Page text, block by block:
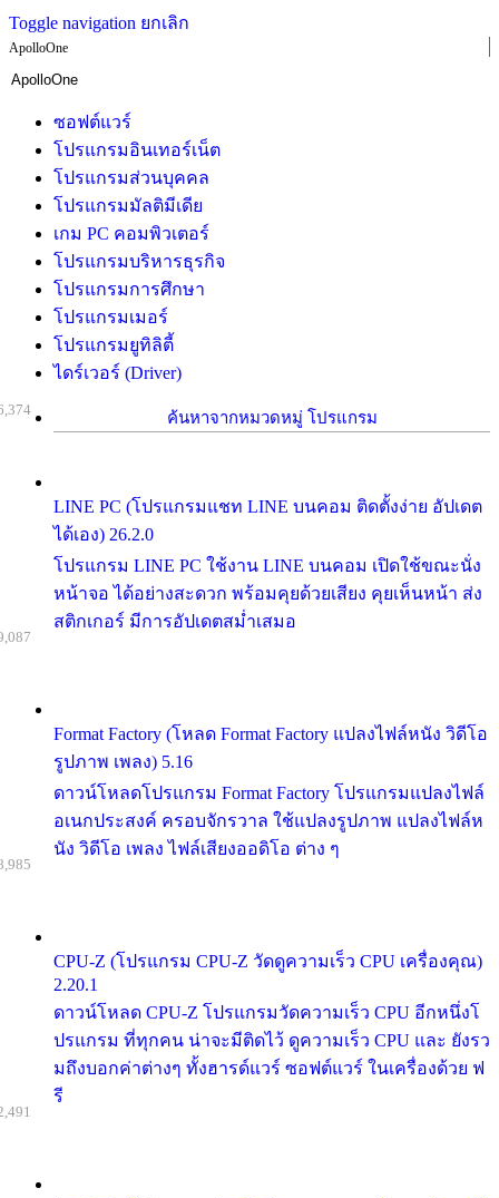
Toggle navigation ยกเลิก
ApolloOne
ซอฟต์แวร์
โปรแกรมอินเทอร์เน็ต
โปรแกรมส่วนบุคคล
โปรแกรมมัลติมีเดีย
เกม PC คอมพิวเตอร์
โปรแกรมบริหารธุรกิจ
โปรแกรมการศึกษา
โปรแกรมเมอร์
โปรแกรมยูทิลิตี้
ไดร์เวอร์ (Driver)
ค้นหาจากหมวดหมู่ โปรแกรม
LINE PC (โปรแกรมแชท LINE บนคอม ติดตั้งง่าย อัปเดต
ได้เอง) 26.2.0
โปรแกรม LINE PC ใช้งาน LINE บนคอม เปิดใช้ขณะนั่ง
หน้าจอ ได้อย่างสะดวก พร้อมคุยด้วยเสียง คุยเห็นหน้า ส่ง
สติกเกอร์ มีการอัปเดตสม่ำเสมอ
Format Factory (โหลด Format Factory แปลงไฟล์หนัง วิดีโอ
รูปภาพ เพลง) 5.16
ดาวน์โหลดโปรแกรม Format Factory โปรแกรมแปลงไฟล์
อเนกประสงค์ ครอบจักรวาล ใช้แปลงรูปภาพ แปลงไฟล์ห
นัง วิดีโอ เพลง ไฟล์เสียงออดิโอ ต่าง ๆ
CPU-Z (โปรแกรม CPU-Z วัดดูความเร็ว CPU เครื่องคุณ)
2.20.1
ดาวน์โหลด CPU-Z โปรแกรมวัดความเร็ว CPU อีกหนึ่งโ
ปรแกรม ที่ทุกคน น่าจะมีติดไว้ ดูความเร็ว CPU และ ยังรว
มถึงบอกค่าต่างๆ ทั้งฮารด์แวร์ ซอฟต์แวร์ ในเครื่องด้วย ฟ
รี